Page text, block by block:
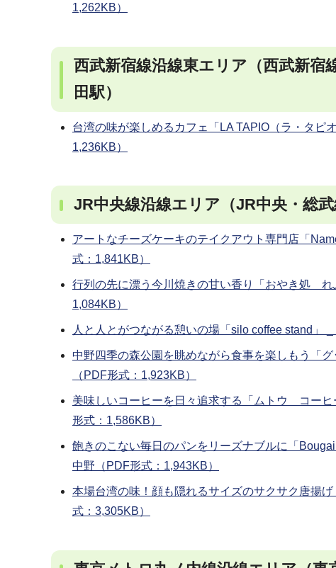
1,262KB）
西武新宿線沿線東エリア（西武新
田駅）
台湾の味が楽しめるカフェ「LA TAPIO（ラ・タ
1,236KB）
JR中央線沿線エリア（JR中央・総
アートなチーズケーキのテイクアウト専門店「
式：1,841KB）
行列の先に漂う今川焼きの甘い香り「おやき処
1,084KB）
人と人とがつながる憩いの場「silo coffee stand
中野四季の森公園を眺めながら食事を楽しもう「
（PDF形式：1,923KB）
美味しいコーヒーを日々追求する「ムトウ コー
形式：1,586KB）
飽きのこない毎日のパンをリーズナブルに「
中野（PDF形式：1,943KB）
本場台湾の味！顔も隠れるサイズのサクサク唐揚
式：3,305KB）